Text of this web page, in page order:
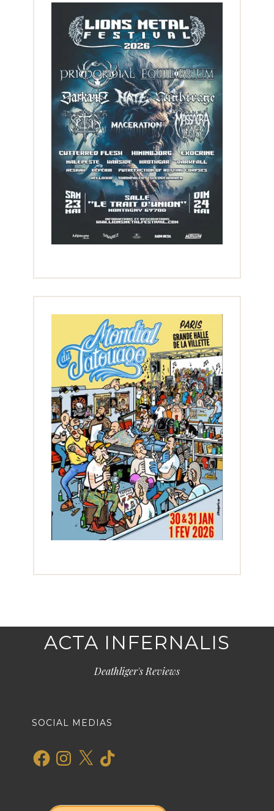
ACTA INFERNALIS
Deathliger's Reviews
SOCIAL MEDIAS
FacebookInstagram
X TikTok